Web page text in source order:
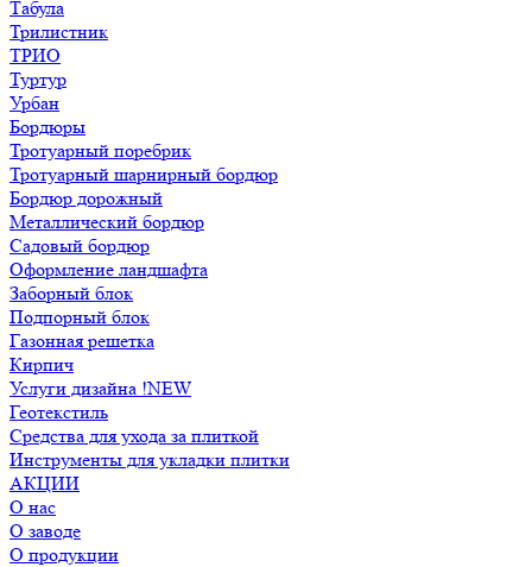
Табула
Трилистник
ТРИО
Туртур
Урбан
Бордюры
Тротуарный поребрик
Тротуарный шарнирный бордюр
Бордюр дорожный
Металлический бордюр
Садовый бордюр
Оформление ландшафта
Заборный блок
Подпорный блок
Газонная решетка
Кирпич
Услуги дизайна !NEW
Геотекстиль
Средства для ухода за плиткой
Инструменты для укладки плитки
АКЦИИ
О нас
О заводе
О продукции